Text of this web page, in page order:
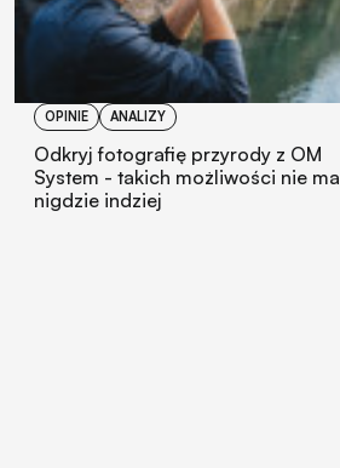
OPINIE ANALIZY
Odkryj fotografię przyrody z OM
System - takich możliwości nie ma
nigdzie indziej